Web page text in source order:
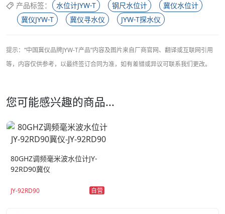
产品标签： 水位计JYW-T 钢尺水位计
冀仪水位计
冀仪JYW-T
冀仪寻水仪 JYW-T探水仪
提示：“中国冀仪品牌JYW-T产品”内容及图片来自厂商官网、翻译或互联网引用
等，内容仅供参考，以最终签订合同为准，如有差错或异议可联系我们更改。
您可能感兴趣的商品...
80GHZ调频毫米波水位计JY-
92RD90冀仪
JY-92RD90 自营